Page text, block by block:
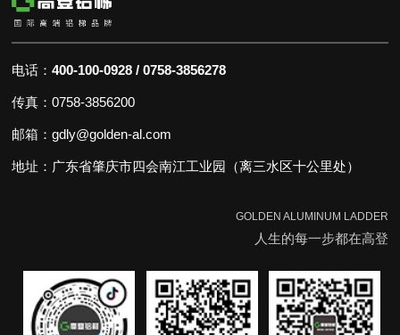
电话：400-100-0928 / 0758-3856278
传真：0758-3856200
邮箱：gdly@golden-al.com
地址：广东省肇庆市四会南江工业园（离三水区十公里处）
GOLDEN ALUMINUM LADDER
人生的每一步都在高登